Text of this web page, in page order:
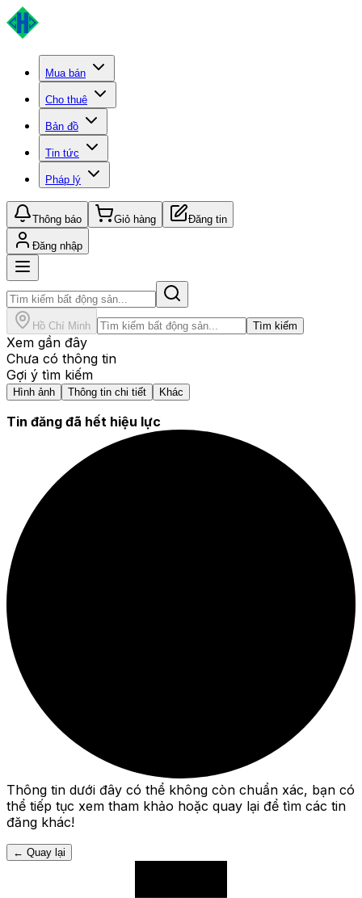
Mua bán
Cho thuê
Bản đồ
Tin tức
Pháp lý
Thông báo Giỏ hàng Đăng tin
Đăng nhập
Hồ Chí Minh Tìm kiếm
Xem gần đây
Chưa có thông tin
Gợi ý tìm kiếm
Hình ảnh Thông tin chi tiết Khác
Tin đăng đã hết hiệu lực
Thông tin dưới đây có thể không còn chuẩn xác, bạn có
thể tiếp tục xem tham khảo hoặc quay lại để tìm các tin
đăng khác!
← Quay lại